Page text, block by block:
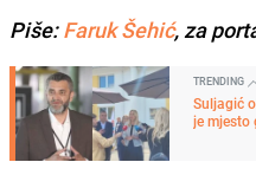
Piše:Faruk Šehić, za
TRENDING
Suljagić
je mjesto